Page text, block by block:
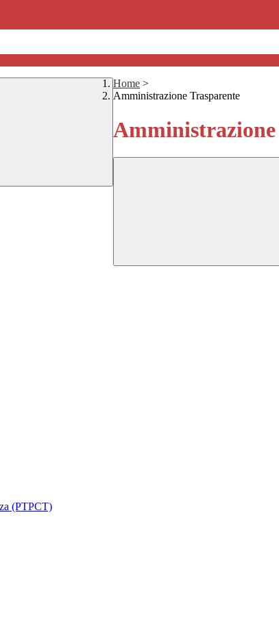
Home >
Amministrazione Trasparente
(PTPCT)